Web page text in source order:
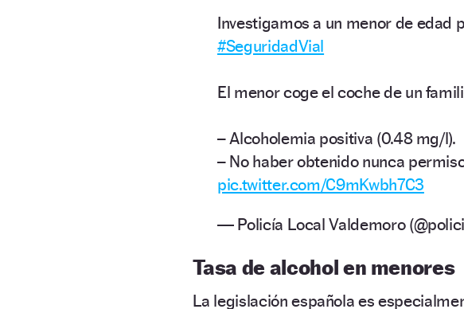
Investigamos a un menor de edad
#SeguridadVial
El menor coge el coche de un
– Alcoholemia positiva (0.48 mg/l).
– No haber obtenido nunca
pic.twitter.com/C9mKwbh7C3
— Policía Local Valdemoro
Tasa de alcohol en menores
La legislación española es